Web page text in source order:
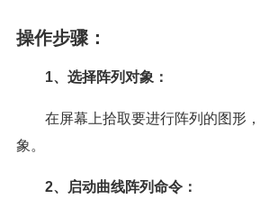
操作步骤：
1、选择阵列对象：
在屏幕上拾取要进行阵列的图形
象。
2、启动曲线阵列命令：